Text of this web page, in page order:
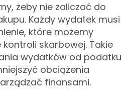
żeby nie zaliczać do
Każdy wydatek musi
które możemy
skarbowej. Takie
wydatków od podatku
obciążenia
finansami.